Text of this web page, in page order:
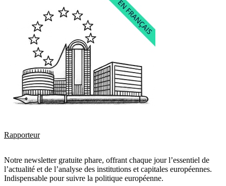
Rapporteur
Notre newsletter gratuite phare, offrant chaque jour l’essentiel de
l’actualité et de l’analyse des institutions et capitales européennes.
Indispensable pour suivre la politique européenne.